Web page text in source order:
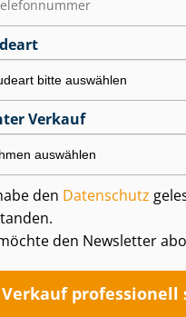
Verkauf
den Datenschutz
den Newsletter
Verkauf professionell